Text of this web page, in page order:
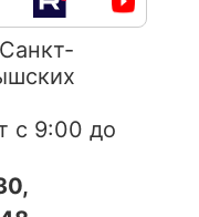
с 9:00 до